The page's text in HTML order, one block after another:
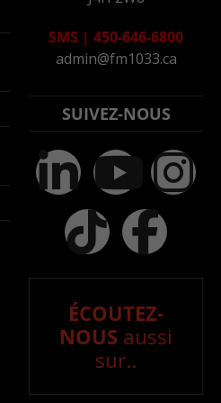
SMS | 450-646-6800
admin@fm1033.ca
SUIVEZ-NOUS
ÉCOUTEZ-
NOUS aussi
sur..